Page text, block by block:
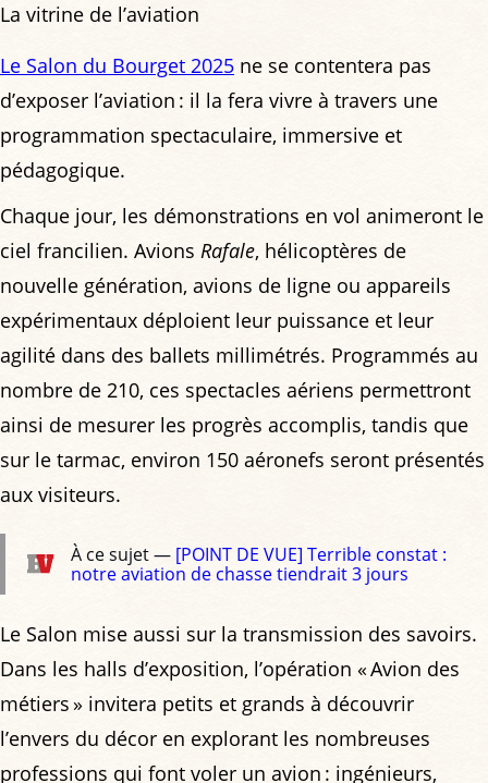
La vitrine de l’aviation
Le Salon du Bourget 2025 ne se contentera pas
d’exposer l’aviation : il la fera vivre à travers une
programmation spectaculaire, immersive et
pédagogique.
Chaque jour, les démonstrations en vol animeront le
ciel francilien. Avions Rafale, hélicoptères de
nouvelle génération, avions de ligne ou appareils
expérimentaux déploient leur puissance et leur
agilité dans des ballets millimétrés. Programmés au
nombre de 210, ces spectacles aériens permettront
ainsi de mesurer les progrès accomplis, tandis que
sur le tarmac, environ 150 aéronefs seront présentés
aux visiteurs.
À ce sujet — [POINT DE VUE] Terrible constat :
notre aviation de chasse tiendrait 3 jours
Le Salon mise aussi sur la transmission des savoirs.
Dans les halls d’exposition, l’opération « Avion des
métiers » invitera petits et grands à découvrir
l’envers du décor en explorant les nombreuses
professions qui font voler un avion : ingénieurs,